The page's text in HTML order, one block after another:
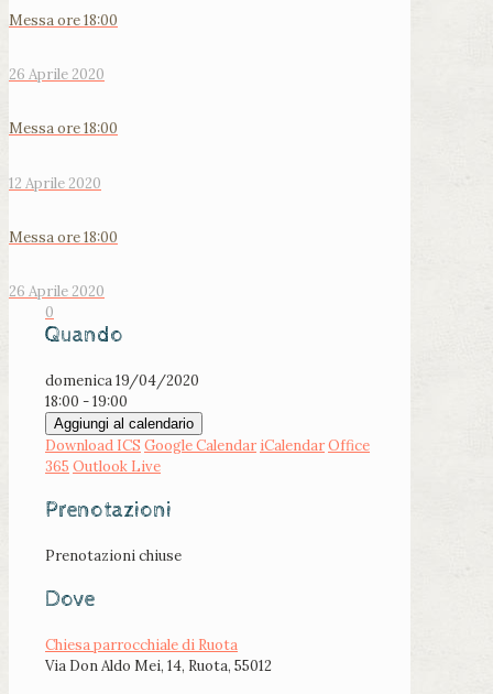
Messa ore 18:00
26 Aprile 2020
Messa ore 18:00
12 Aprile 2020
Messa ore 18:00
26 Aprile 2020
0
Quando
domenica 19/04/2020
18:00 - 19:00
Aggiungi al calendario
Download ICS Google Calendar iCalendarOffice
365 Outlook Live
Prenotazioni
Prenotazioni chiuse
Dove
Chiesa parrocchiale di Ruota
Via Don Aldo Mei, 14, Ruota, 55012